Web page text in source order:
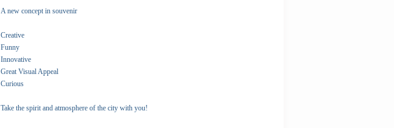
A new concept in souvenir
Creative
Funny
Innovative
Great Visual Appeal
Curious
Take the spirit and atmosphere of the city with you!